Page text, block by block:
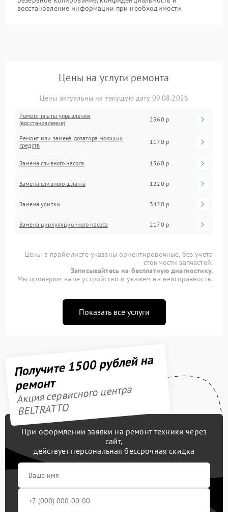
восстановление информации при необходимости
Цены на услуги ремонта
Цены актуальны на текущую дату 09.08.2026
Ремонт платы управления
(восстановление)
2560 р
Ремонт или замена дозатора моющих
средств
1170 р
Замена сливного насоса 1560 р
Замена сливного шланга 1220 р
Замена улитки 3420 р
Замена циркуляционного насоса 2170 р
Цены в прайс-листе указаны ориентировочные, без учета
стоимости запчастей.
Записывайтесь на бесплатную диагностику.
Мы проверим ваше устройство и укажем на неисправность.
Показать все услуги
Получите 1500 рублей на
ремонт
Акция сервисного центра
BELTRATTO
При оформлении заявки на ремонт техники через
сайт,
действует персональная бессрочная скидка